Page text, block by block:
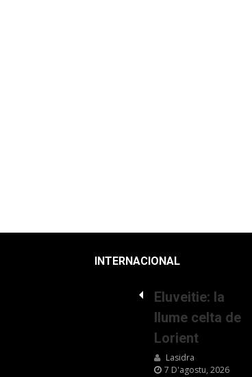
INTERNACIONAL
Eluveitie: la
llume celta de
Lorient
Lasidra
7 D'agostu, 2026